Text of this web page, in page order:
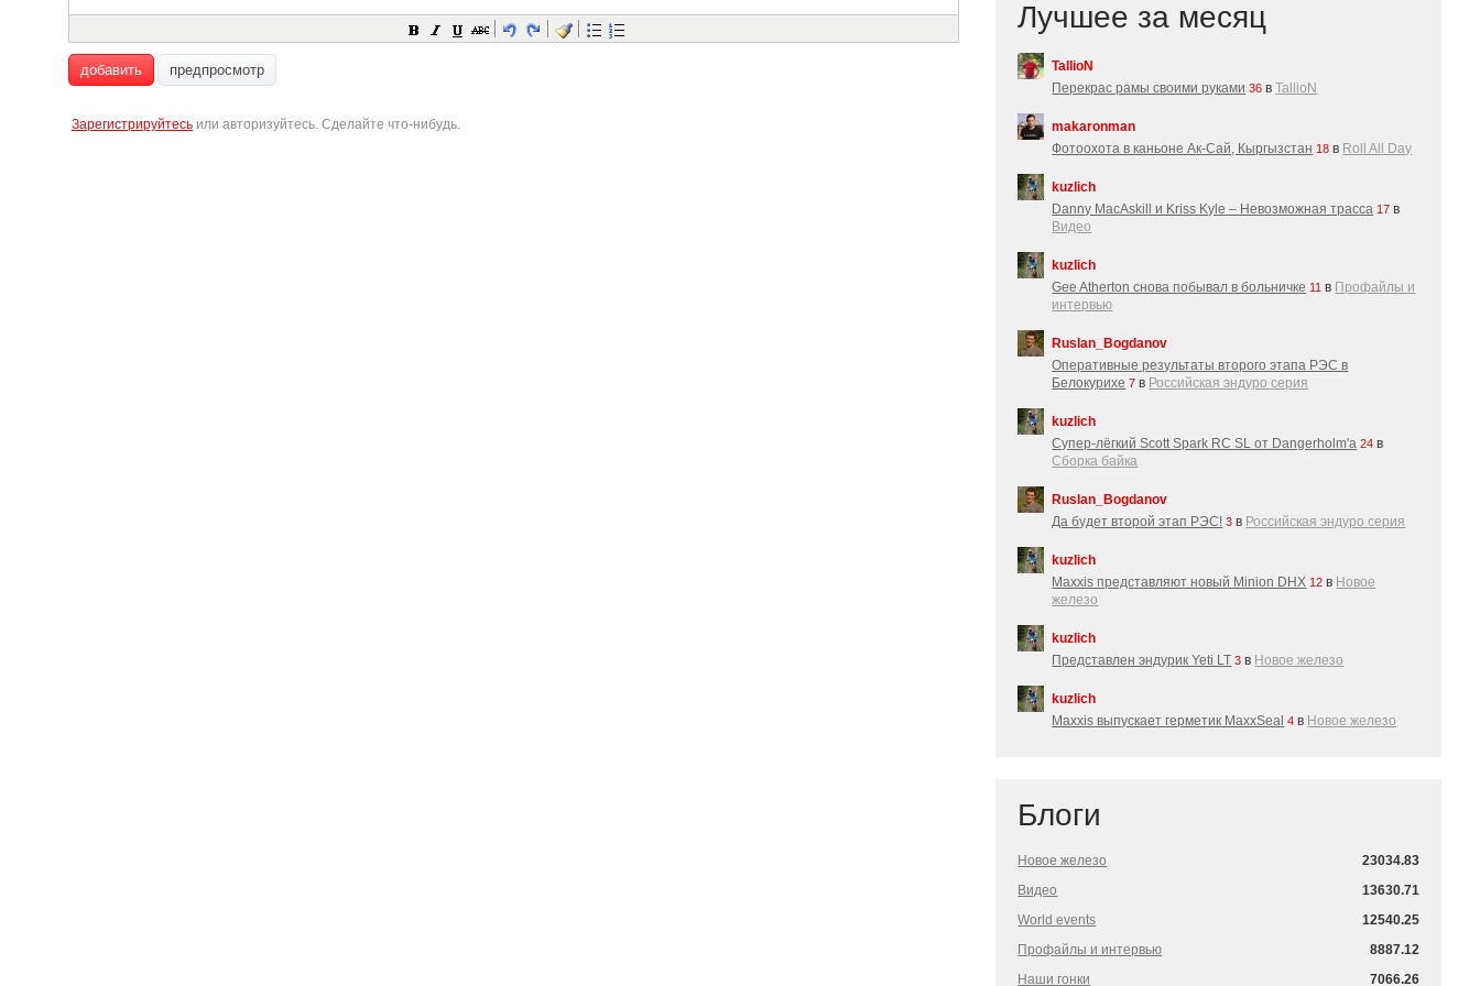
добавить предпросмотр
Зарегистрируйтесь или авторизуйтесь. Сделайте что-нибудь.
Лучшее за месяц
TallioN
Перекрас рамы своими руками 36 вTallioN
makaronman
Фотоохота в каньоне Ак-Cай, Кыргызстан 18 в Roll All Day
kuzlich
Danny MacAskill и Kriss Kyle – Невозможная трасса 17 в
Видео
kuzlich
Gee Atherton снова побывал в больничке 11 в Профайлы и
интервью
Ruslan_Bogdanov
Оперативные результаты второго этапа РЭС в
Белокурихе 7 в Российская эндуро серия
kuzlich
Супер-лёгкий Scott Spark RC SL от Dangerholm'a 24 в
Сборка байка
Ruslan_Bogdanov
Да будет второй этап РЭС! 3 в Российская эндуро серия
kuzlich
Maxxis представляют новый Minion DHX 12 в Новое
железо
kuzlich
Представлен эндурик Yeti LT 3 в Новое железо
kuzlich
Maxxis выпускает герметик MaxxSeal 4 в Новое железо
Блоги
Новое железо
23034.83
Видео
13630.71
World events
12540.25
Профайлы и интервью
8887.12
Наши гонки
7066.26